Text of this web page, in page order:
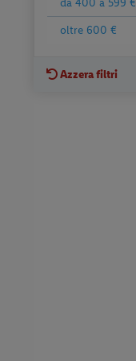
da 400 a 599 €
oltre 600 €
Azzera filtri